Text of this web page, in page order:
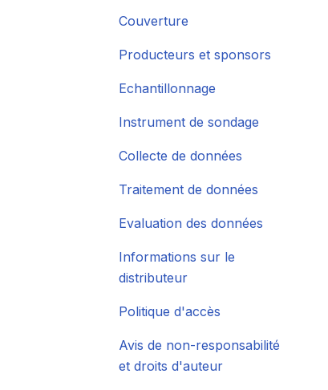
Couverture
Producteurs et sponsors
Echantillonnage
Instrument de sondage
Collecte de données
Traitement de données
Evaluation des données
Informations sur le
distributeur
Politique d'accès
Avis de non-responsabilité
et droits d'auteur